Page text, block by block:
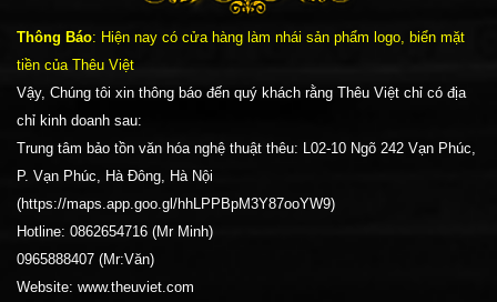
Thông Báo: Hiện nay có cửa hàng làm nhái sản phẩm logo, biển mặt
tiền của Thêu Việt
Vậy, Chúng tôi xin thông báo đến quý khách rằng Thêu Việt chỉ có địa
chỉ kinh doanh sau:
Trung tâm bảo tồn văn hóa nghệ thuật thêu: L02-10 Ngõ 242 Vạn Phúc,
P. Vạn Phúc, Hà Đông, Hà Nội
(https://maps.app.goo.gl/hhLPPBpM3Y87ooYW9)
Hotline: 0862654716 (Mr Minh)
0965888407 (Mr:Văn)
Website: www.theuviet.com